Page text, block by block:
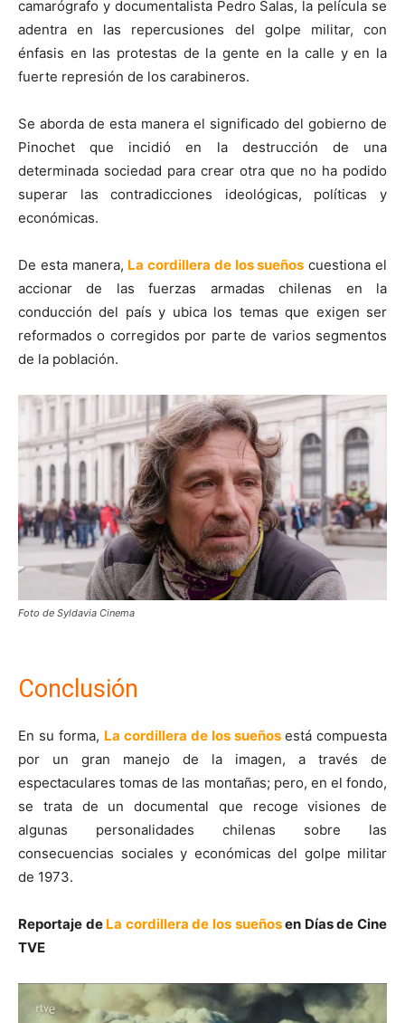
camarógrafo y documentalista Pedro Salas, la película se
adentra en las repercusiones del golpe militar, con
énfasis en las protestas de la gente en la calle y en la
fuerte represión de los carabineros.
Se aborda de esta manera el significado del gobierno de
Pinochet que incidió en la destrucción de una
determinada sociedad para crear otra que no ha podido
superar las contradicciones ideológicas, políticas y
económicas.
De esta manera, La cordillera de los sueños cuestiona el
accionar de las fuerzas armadas chilenas en la
conducción del país y ubica los temas que exigen ser
reformados o corregidos por parte de varios segmentos
de la población.
Foto de Syldavia Cinema
Conclusión
En su forma, La cordillera de los sueños está compuesta
por un gran manejo de la imagen, a través de
espectaculares tomas de las montañas; pero, en el fondo,
se trata de un documental que recoge visiones de
algunas personalidades chilenas sobre las
consecuencias sociales y económicas del golpe militar
de 1973.
Reportaje de La cordillera de los sueñosen Días de Cine
TVE